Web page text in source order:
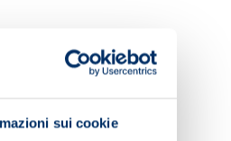
sui cookie